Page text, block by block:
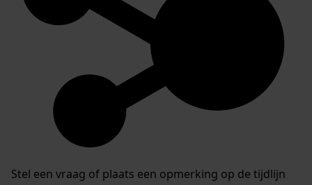
Stel een vraag of plaats een opmerking op de tijdlijn